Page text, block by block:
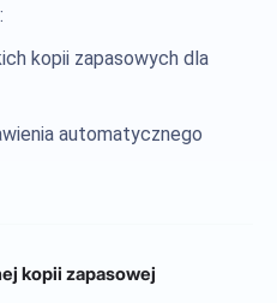
kopii zapasowych dla
automatycznego
kopii zapasowej